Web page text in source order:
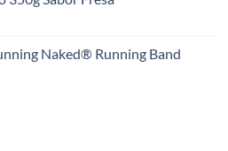
Naked® Running Band